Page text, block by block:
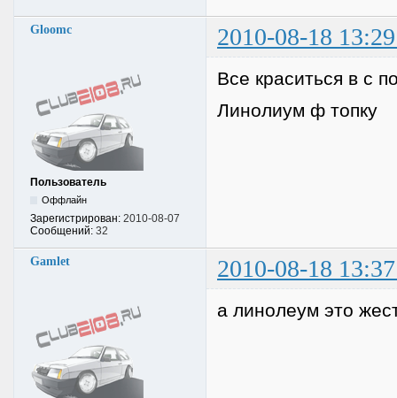
Gloomc 2010-08-18
Пользователь
Оффлайн
Зарегистрирован: 2010-08-07
Сообщений: 32
Все краситься в с
Линолиум ф топку
Gamlet 2010-08-18
а линолеум это